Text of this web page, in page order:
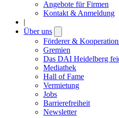
Angebote für Firmen
Kontakt & Anmeldung
|
Über uns
submenu
Förderer &
Gremien
Das DAI Heidelberg
Mediathek
Hall of Fame
Vermietung
Jobs
Barrierefreiheit
Newsletter